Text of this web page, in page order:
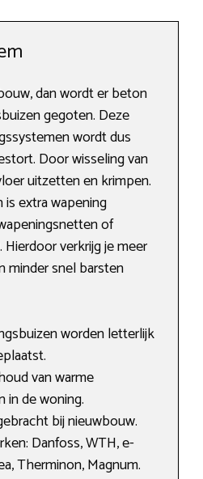
dan wordt er beton
gegoten. Deze
wordt dus
Door wisseling van
uitzetten en krimpen.
extra wapening
of
verkrijg je meer
minder snel barsten
worden letterlijk
van warme
in de woning.
bij nieuwbouw.
Danfoss, WTH, e-
Therminon, Magnum.